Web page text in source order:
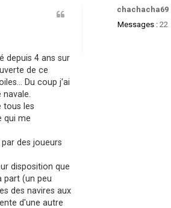
chachacha69
Messages : 22
depuis 4 ans sur
de ce
Du coup j'ai
tous les
qui me
par des joueurs
disposition que
part (un peu
des navires aux
d'une autre